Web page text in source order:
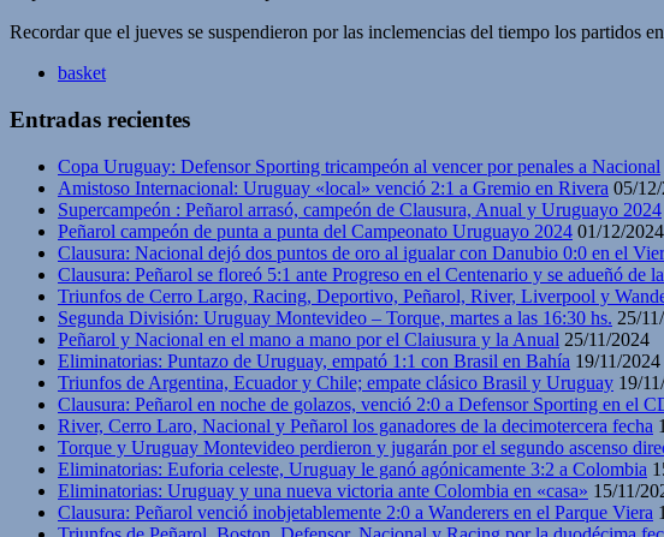
Recordar que el jueves se suspendieron por las inclemencias del tiempo los partidos
basket
Entradas recientes
Copa Uruguay: Defensor Sporting tricampeón al vencer por penales a Nacional
Amistoso Internacional: Uruguay «local» venció 2:1 a Gremio en Rivera 05/
Supercampeón : Peñarol arrasó, campeón de Clausura, Anual y Uruguayo 2024
Peñarol campeón de punta a punta del Campeonato Uruguayo 2024 01/12/2024
Clausura: Nacional dejó dos puntos de oro al igualar con Danubio 0:0 en el
Clausura: Peñarol se floreó 5:1 ante Progreso en el Centenario y se adueñó de
Triunfos de Cerro Largo, Racing, Deportivo, Peñarol, River, Liverpool y
Segunda División: Uruguay Montevideo – Torque, martes a las 16:30 hs. 25/
Peñarol y Nacional en el mano a mano por el Claiusura y la Anual 25/11/2024
Eliminatorias: Puntazo de Uruguay, empató 1:1 con Brasil en Bahía 19/11/2024
Triunfos de Argentina, Ecuador y Chile; empate clásico Brasil y Uruguay 19/
Clausura: Peñarol en noche de golazos, venció 2:0 a Defensor Sporting en el
River, Cerro Laro, Nacional y Peñarol los ganadores de la decimotercera fecha
Torque y Uruguay Montevideo perdieron y jugarán por el segundo ascenso
Eliminatorias: Euforia celeste, Uruguay le ganó agónicamente 3:2 a Colombia
Eliminatorias: Uruguay y una nueva victoria ante Colombia en «casa» 15/11/
Clausura: Peñarol venció inobjetablemente 2:0 a Wanderers en el Parque Viera